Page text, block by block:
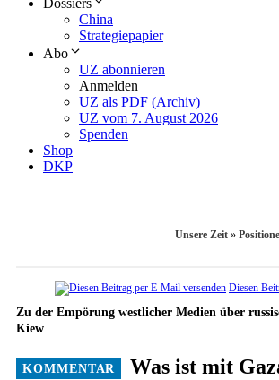
Dossiers
China
Strategiepapier
Abo
UZ abonnieren
Anmelden
UZ als PDF (Archiv)
UZ vom 7. August 2026
Spenden
Shop
DKP
Unsere Zeit »
Diesen
Zu der Empörung westlicher Medien über
Kiew
Was ist mit